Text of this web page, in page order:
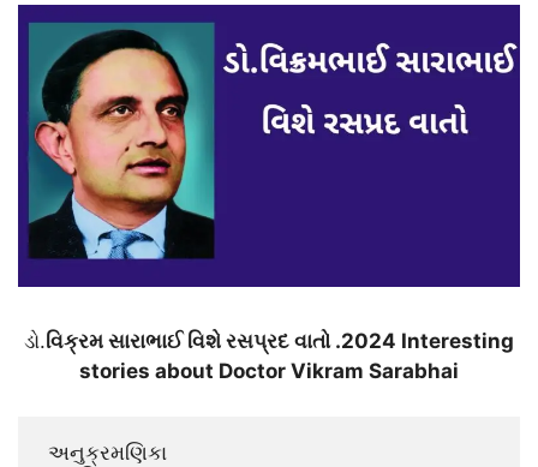
ડો.વિક્રમ સારાભાઈ વિશે રસપ્રદ વાતો .2024 Interesting
stories about Doctor Vikram Sarabhai